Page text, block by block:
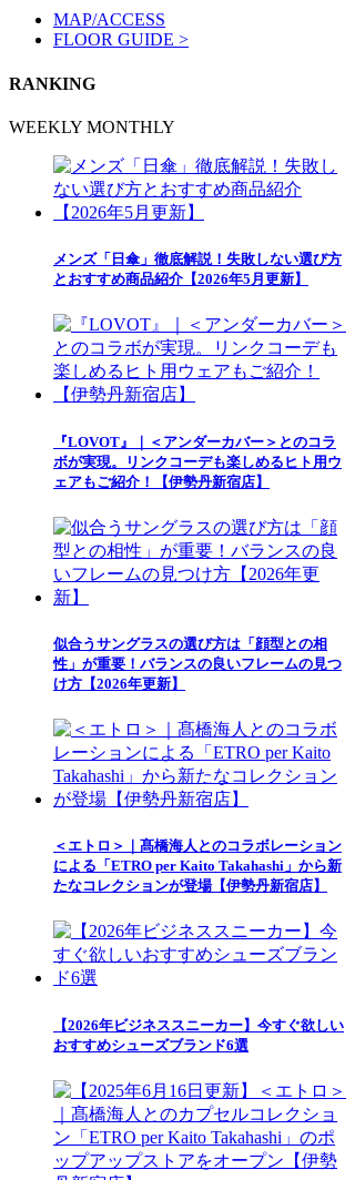
MAP/ACCESS
FLOOR GUIDE >
RANKING
WEEKLY MONTHLY
メンズ「日傘」徹底解説！失敗しない選び方
とおすすめ商品紹介【2026年5月更新】
『LOVOT』｜＜アンダーカバー＞とのコラ
ボが実現。リンクコーデも楽しめるヒト用ウ
ェアもご紹介！【伊勢丹新宿店】
似合うサングラスの選び方は「顔型との相
性」が重要！バランスの良いフレームの見つ
け方【2026年更新】
＜エトロ＞｜髙橋海人とのコラボレーション
による「ETRO per Kaito Takahashi」から新
たなコレクションが登場【伊勢丹新宿店】
【2026年ビジネススニーカー】今すぐ欲しい
おすすめシューズブランド6選